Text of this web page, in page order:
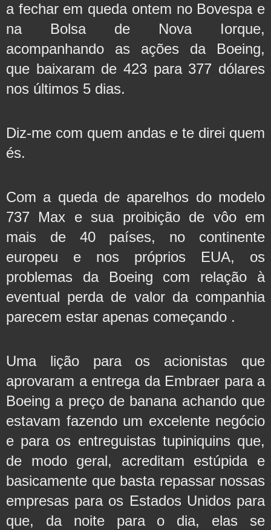
a fechar em queda ontem no Bovespa e
na Bolsa de Nova Iorque,
acompanhando as ações da Boeing,
que baixaram de 423 para 377 dólares
nos últimos 5 dias.
Diz-me com quem andas e te direi quem
és.
Com a queda de aparelhos do modelo
737 Max e sua proibição de vôo em
mais de 40 países, no continente
europeu e nos próprios EUA, os
problemas da Boeing com relação à
eventual perda de valor da companhia
parecem estar apenas começando .
Uma lição para os acionistas que
aprovaram a entrega da Embraer para a
Boeing a preço de banana achando que
estavam fazendo um excelente negócio
e para os entreguistas tupiniquins que,
de modo geral, acreditam estúpida e
basicamente que basta repassar nossas
empresas para os Estados Unidos para
que, da noite para o dia, elas se